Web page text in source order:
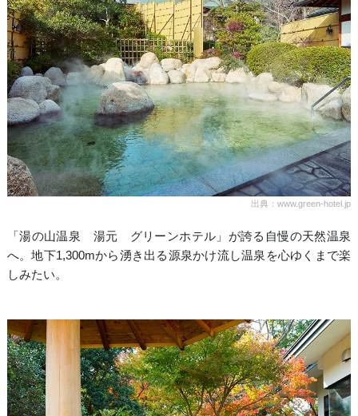
出典：www.green-hotel.jp
「湯の山温泉 湯元 グリーンホテル」が誇る自慢の天然温泉
へ。地下1,300mから湧き出る源泉かけ流し温泉を心ゆくまで楽
しみたい。